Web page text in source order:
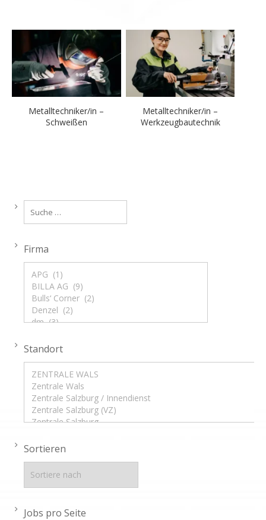
Metalltechniker/in –
Schweißen
Metalltechniker/in –
Werkzeugbautechnik
Firma
Standort
Sortieren
Jobs pro Seite